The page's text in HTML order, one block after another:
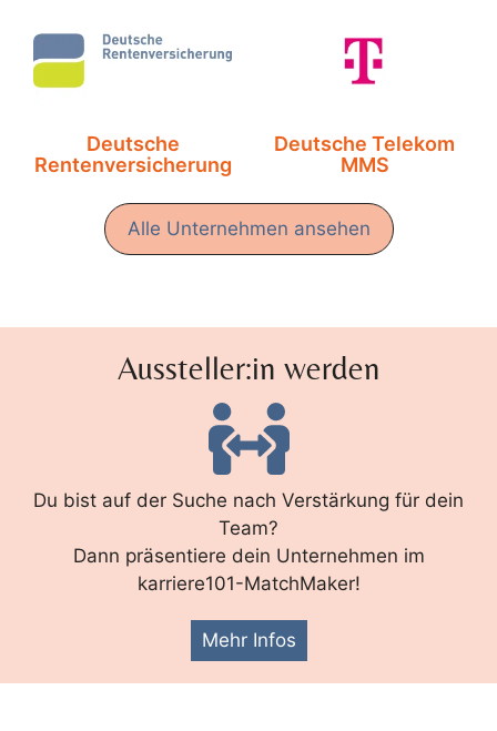
Deutsche
Rentenversicherung
Deutsche Telekom
MMS
Alle Unternehmen ansehen
Aussteller:in werden
Du bist auf der Suche nach Verstärkung für dein
Team?
Dann präsentiere dein Unternehmen im
karriere101-MatchMaker!
Mehr Infos